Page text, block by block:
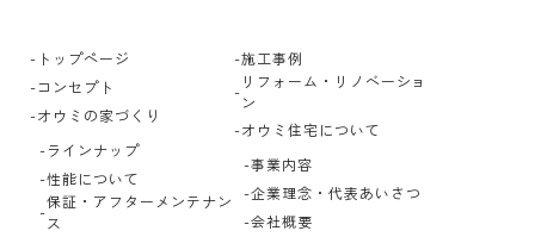
トップページ
コンセプト
オウミの家づくり
ラインナップ
性能について
保証・アフターメンテナン
ス
施工事例
リフォーム・リノベーショ
ン
オウミ住宅について
事業内容
企業理念・代表あいさつ
会社概要